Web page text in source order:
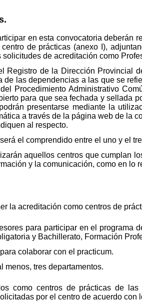
en esta convocatoria deberán
de prácticas (anexo I),
de acreditación como
Registro de la Dirección Provincial
las dependencias a las que se
Procedimiento Administrativo
para que sea fechada y sellada
presentarse mediante la
a través de la página web de la
al respecto.
el comprendido entre el uno y el
aquellos centros que cumplan
y la comunicación, como en lo
la acreditación como centros de
para participar en el programa
y Bachillerato, Formación
colaborar con el practicum.
menos, tres departamentos.
como centros de prácticas de
por el centro de acuerdo